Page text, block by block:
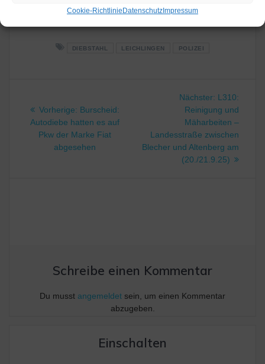
Cookie-RichtlinieDatenschutzImpressum
444 oder per Mail unter
DIEBSTAHL LEICHLINGEN POLIZEI
Beitragsnavigation
Vorherige: Vorheriger
Beitrag:
Burscheid:
Autodiebe hatten es auf
Pkw der Marke Fiat
abgesehen
Nächster: Nächster
Beitrag:
L310:
Reinigung und
Mäharbeiten –
Landesstraße zwischen
Blecher und Altenberg am
(20./21.9.25)
Schreibe einen Kommentar
Du musst angemeldet sein, um einen Kommentar
abzugeben.
Einschalten